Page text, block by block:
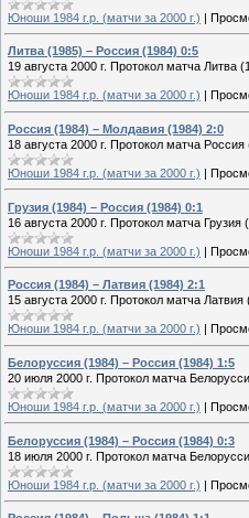
Юноши 1984 г.р. (матчи за 2000 г.) |
Литва (1985) – Россия (1984) 0:5
19 августа 2000 г. Протокол матча Литва
Юноши 1984 г.р. (матчи за 2000 г.)
Россия (1984) – Молдавия (1984) 2:0
18 августа 2000 г. Протокол матча
Юноши 1984 г.р. (матчи за 2000 г.) |
Грузия (1984) – Россия (1984) 0:1
16 августа 2000 г. Протокол матча
Юноши 1984 г.р. (матчи за 2000 г.) |
Россия (1984) – Латвия (1984) 2:1
15 августа 2000 г. Протокол матча
Юноши 1984 г.р. (матчи за 2000 г.)
Белоруссия (1984) – Россия (1984) 1:5
20 июля 2000 г. Протокол матча
Юноши 1984 г.р. (матчи за 2000 г.) |
Белоруссия (1984) – Россия (1984) 0:3
18 июля 2000 г. Протокол матча
Юноши 1984 г.р. (матчи за 2000 г.) |